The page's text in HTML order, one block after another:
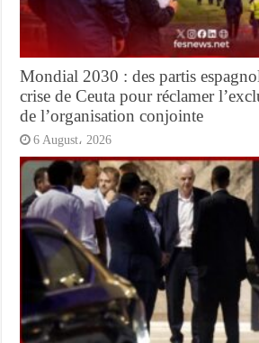
Mondial 2030 : des partis
crise de Ceuta pour réclamer
de l’organisation conjointe
6 August، 2026